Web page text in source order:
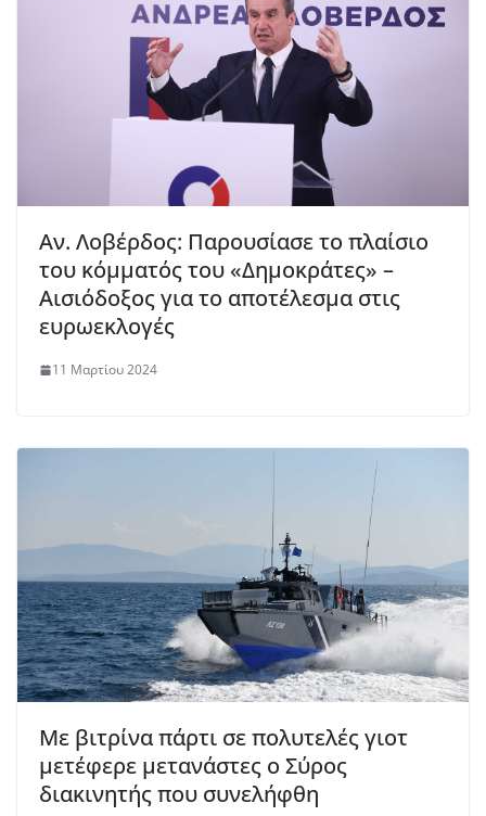
Αν. Λοβέρδος: Παρουσίασε το πλαίσιο
του κόμματός του «Δημοκράτες» –
Αισιόδοξος για το αποτέλεσμα στις
ευρωεκλογές
11 Μαρτίου 2024
Με βιτρίνα πάρτι σε πολυτελές γιοτ
μετέφερε μετανάστες ο Σύρος
διακινητής που συνελήφθη